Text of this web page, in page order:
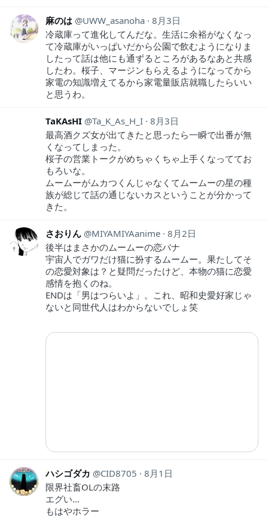
麻のは UWW_asanoha 8月3日
冷蔵庫って進化してんだな。生活に余裕がなくなっ
て冷蔵庫がいっぱいだから公園で飲むようになりま
したって話は他にも通ずるところがあるなあと共感
したわ。桜子、マージンもらえるようになってから
家電の知識増えてるから家電量販店就職したらいい
と思うわ。
TaKAsHI Ta_K_As_H_I 8月3日
最高酒クズ女が出てきたと思ったら一瞬で出番が無
くなってしまった。
桜子の営業トークがめちゃくちゃ上手くなっててお
もろいな。
ムームーがムカつくんじゃなくてムームーの星の種
族が総じて話の通じないカスということが分かって
きた。
さおりん MIYAMIYAanime 8月2日
後半はまさかのムームーの恋バナ
宇宙人でガワだけ猫に扮するムームー。果たしてそ
の恋愛対象は？と疑問だったけど、本物の猫に恋愛
感情を抱くのね。
ENDは「男はつらいよ」。これ、昭和史愛好家じゃ
ないと同世代人はわからないでしょ笑
ハシゴダカ CID8705
8月1日
限界社畜OLの末路
エグい…
もはやホラー